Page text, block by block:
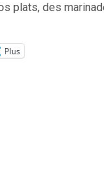
plats, des
Plus